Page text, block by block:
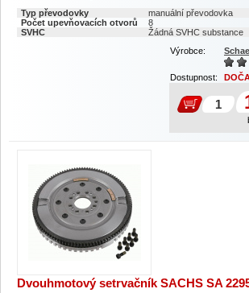
Typ převodovky
manuální převodovka
Počet upevňovacích otvorů
8
SVHC
Žádná SVHC substance
Výrobce:
Dostupnost:
Dvouhmotový setrvačník SACHS SA